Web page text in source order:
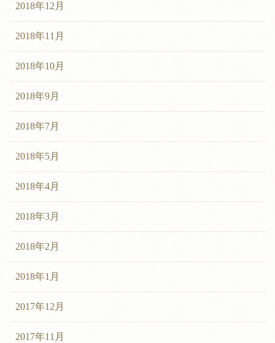
2018年12月
2018年11月
2018年10月
2018年9月
2018年7月
2018年5月
2018年4月
2018年3月
2018年2月
2018年1月
2017年12月
2017年11月